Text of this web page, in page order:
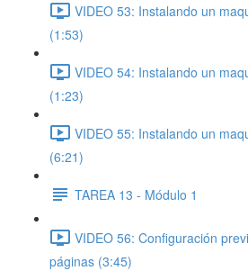
VIDEO 53: Instalando un
(1:53)
VIDEO 54: Instalando un
(1:23)
VIDEO 55: Instalando un
(6:21)
TAREA 13 - Módulo 1
VIDEO 56: Configuración
páginas (3:45)